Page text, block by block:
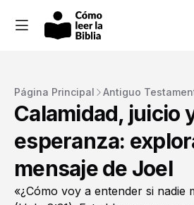
Página Principal Antiguo
Calamidad, juicio
esperanza:
mensaje de Joel
«¿Cómo voy a entender si nadie